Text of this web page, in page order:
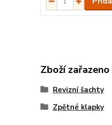
Zboží
Revizní šachty
Zpětné klapky